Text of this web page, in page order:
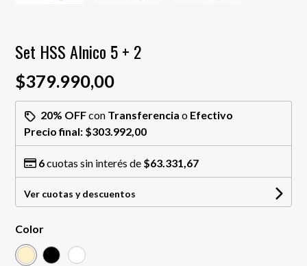
Set HSS Alnico 5 + 2
$379.990,00
20% OFFcon Transferencia o Efectivo
Precio final: $303.992,00
6cuotas sin interés de $63.331,67
Ver cuotas y descuentos
Color